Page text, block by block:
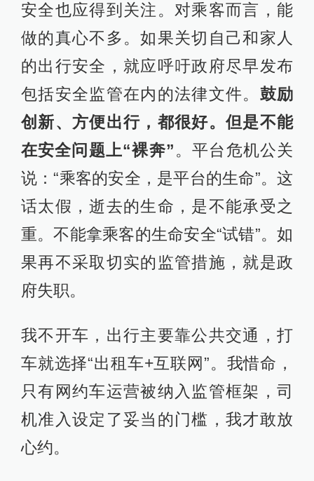
安全也应得到关注。对乘客而言，能
做的真心不多。如果关切自己和家人
的出行安全，就应呼吁政府尽早发布
包括安全监管在内的法律文件。 鼓励
创新、方便出行，都很好。但是不能
在安全问题上“裸奔”。平台危机公关
说：“乘客的安全，是平台的生命”。这
话太假，逝去的生命，是不能承受之
重。不能拿乘客的生命安全“试错”。如
果再不采取切实的监管措施，就是政
府失职。
我不开车，出行主要靠公共交通，打
车就选择“出租车+互联网”。我惜命，
只有网约车运营被纳入监管框架，司
机准入设定了妥当的门槛，我才敢放
心约。